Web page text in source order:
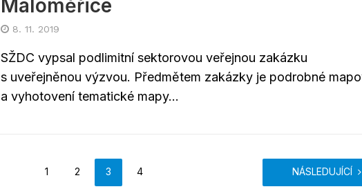
Maloměřice
8. 11. 2019
SŽDC vypsal podlimitní sektorovou veřejnou zakázku
s uveřejněnou výzvou. Předmětem zakázky je podrobné
a vyhotovení tematické mapy...
1 2 3 4 NÁSLEDUJÍCÍ